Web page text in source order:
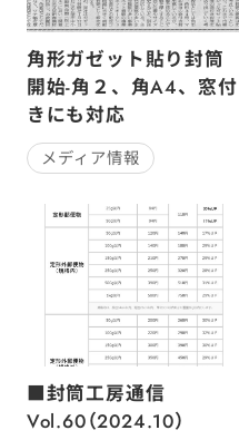
角形ガゼット貼り封筒
開始-角２、角A4、窓付
きにも対応
メディア情報
■封筒工房通信
Vol.60（2024.10）